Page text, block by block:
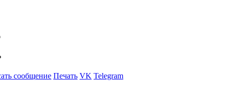
сообщение Печать VK Telegram